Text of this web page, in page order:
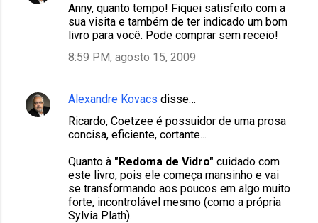
Anny, quanto tempo! Fiquei satisfeito com a
sua visita e também de ter indicado um bom
livro para você. Pode comprar sem receio!
8:59 PM, agosto 15, 2009
Alexandre Kovacs disse…
Ricardo, Coetzee é possuidor de uma prosa
concisa, eficiente, cortante...
Quanto à "Redoma de Vidro" cuidado com
este livro, pois ele começa mansinho e vai
se transformando aos poucos em algo muito
forte, incontrolável mesmo (como a própria
Sylvia Plath).